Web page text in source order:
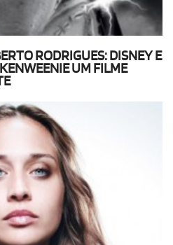
RODRIGUES: DISNEY E
UM FILME